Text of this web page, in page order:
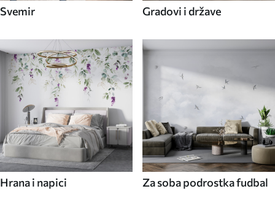
Svemir Gradovi i države
Hrana i napici Za soba podrostka fudbal